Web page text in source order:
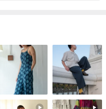
、憂鬱、負面思想
情緒起伏大
、尺寸不同略有些許差距，天